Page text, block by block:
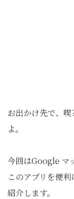
お出かけ先で、
よ。
今回はGoogle マ
このアプリを便
紹介します。